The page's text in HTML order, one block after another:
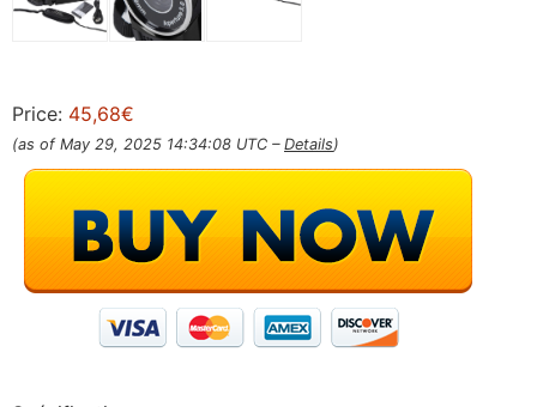
Price: 45,68€
(as of May 29, 2025 14:34:08 UTC – Details)